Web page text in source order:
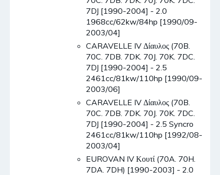
7DJ [1990-2004] - 2.0
1968cc/62kw/84hp [1990/09-
2003/04]
CARAVELLE IV Δίαυλος (70B.
70C. 7DB. 7DK. 70J. 70K. 7DC.
7DJ [1990-2004] - 2.5
2461cc/81kw/110hp [1990/09-
2003/06]
CARAVELLE IV Δίαυλος (70B.
70C. 7DB. 7DK. 70J. 70K. 7DC.
7DJ [1990-2004] - 2.5 Syncro
2461cc/81kw/110hp [1992/08-
2003/04]
EUROVAN IV Κουτί (70A. 70H.
7DA. 7DH) [1990-2003] - 2.0